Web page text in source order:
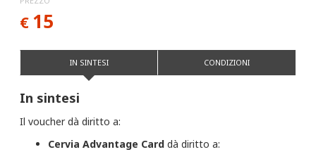
€ 15
IN SINTESI CONDIZIONI
In sintesi
Il voucher dà diritto a:
Cervia Advantage Card​dà diritto a: